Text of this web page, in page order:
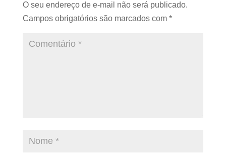
O seu endereço de e-mail não será publicado.
Campos obrigatórios são marcados com *